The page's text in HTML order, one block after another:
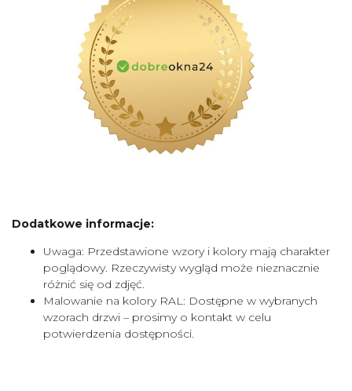
Dodatkowe informacje:
Uwaga: Przedstawione wzory i kolory mają charakter
poglądowy. Rzeczywisty wygląd może nieznacznie
różnić się od zdjęć.
Malowanie na kolory RAL: Dostępne w wybranych
wzorach drzwi – prosimy o kontakt w celu
potwierdzenia dostępności.